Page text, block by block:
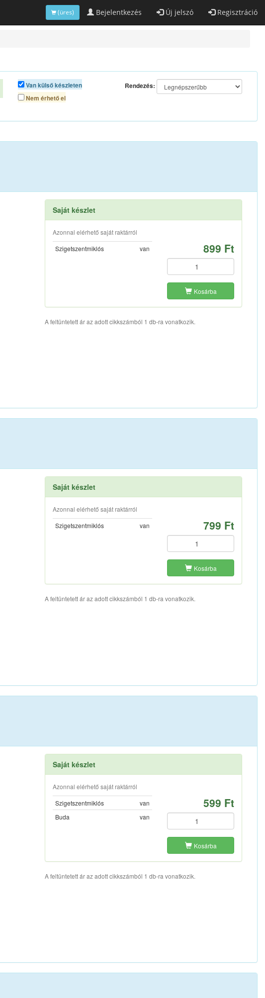
Bejelentkezés Új jelszó Regisztráció
(üres)
Van külső készleten
Nem érhető el
Rendezés:
Saját készlet
Azonnal elérhető saját raktárról
Szigetszentmiklós
van 899 Ft
Kosárba
A feltüntetett ár az adott cikkszámból 1 db-ra vonatkozik.
Saját készlet
Azonnal elérhető saját raktárról
Szigetszentmiklós
van 799 Ft
Kosárba
A feltüntetett ár az adott cikkszámból 1 db-ra vonatkozik.
Saját készlet
Azonnal elérhető saját raktárról
Szigetszentmiklós
van
Buda
van
599 Ft
Kosárba
A feltüntetett ár az adott cikkszámból 1 db-ra vonatkozik.